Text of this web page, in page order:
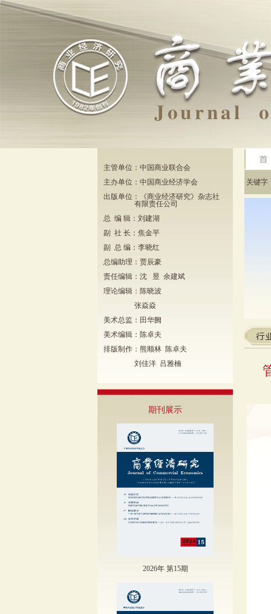
主管单位：中国商业联合会
主办单位：中国商业经济学会
出版单位：《商业经济研究》杂志社
有限责任公司
总 编 辑：刘建湖
副 社 长：焦金平
副 总 编：李晓红
总编助理：贾辰豪
责任编辑：沈 昱 余建斌
理论编辑：陈晓波
张焱焱
美术总监：田华阙
美术编辑：陈卓夫
排版制作：熊顺林 陈卓夫
刘佳洋 吕雅楠
期刊展示
2026年 第15期
关键字